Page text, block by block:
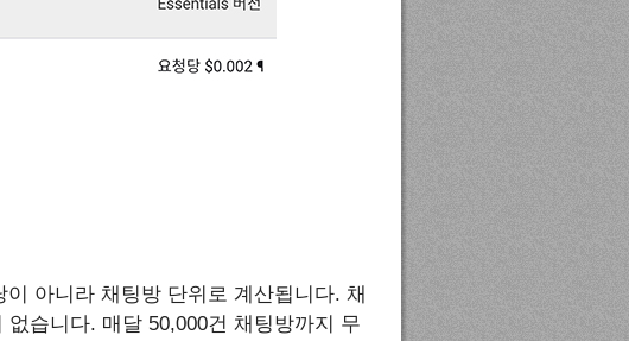
아니라 채팅방 단위로 계산됩니다. 채
습니다. 매달 50,000건 채팅방까지 무